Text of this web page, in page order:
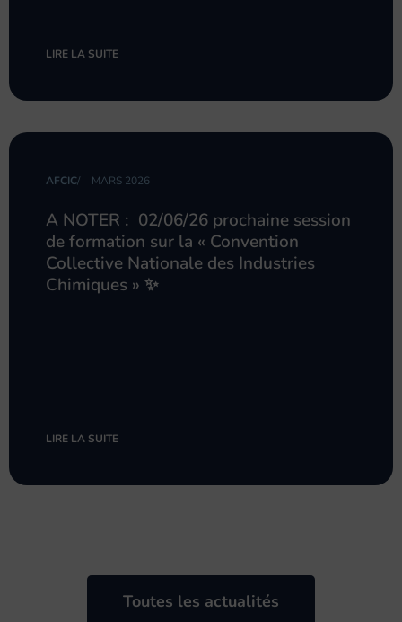
LIRE LA SUITE
AFCIC/ MARS 2026
A NOTER : 02/06/26 prochaine session
de formation sur la « Convention
Collective Nationale des Industries
Chimiques » ✨
LIRE LA SUITE
Toutes les actualités